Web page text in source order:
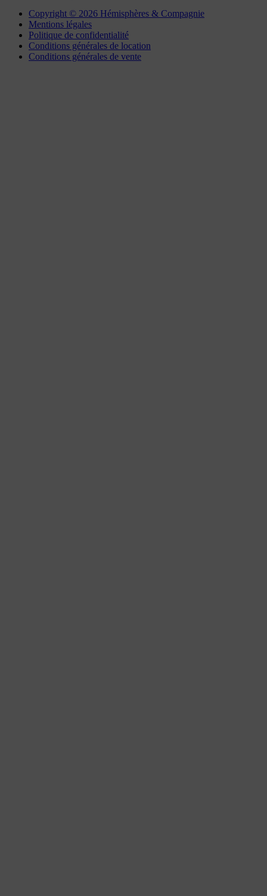
Copyright © 2026 Hémisphères & Compagnie
Mentions légales
Politique de confidentialité
Conditions générales de location
Conditions générales de vente